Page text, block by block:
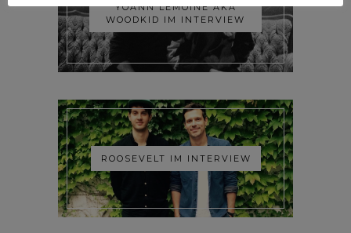
YOANN LEMOINE AKA
WOODKID IM INTERVIEW
ROOSEVELT IM INTERVIEW